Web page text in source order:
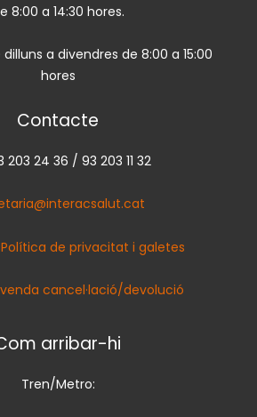
8:00 a 14:30 hores.
a divendres de 8:00 a 15:00
hores
Contacte
203 24 36 / 93 203 11 32
Política de privacitat i galetes
cancel·lació/devolució
arribar-hi
Tren/Metro: